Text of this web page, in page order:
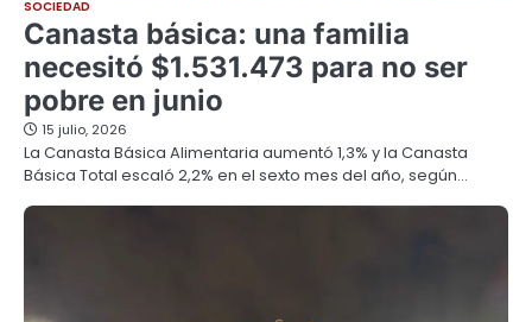
SOCIEDAD
Canasta básica: una familia
necesitó $1.531.473 para no ser
pobre en junio
15 julio, 2026
La Canasta Básica Alimentaria aumentó 1,3% y la Canasta
Básica Total escaló 2,2% en el sexto mes del año, según…